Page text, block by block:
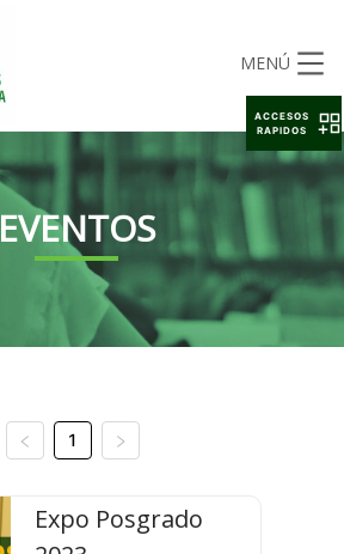
MENÚ
EVENTOS
1
Expo Posgrado
ACCESOS
RAPIDOS